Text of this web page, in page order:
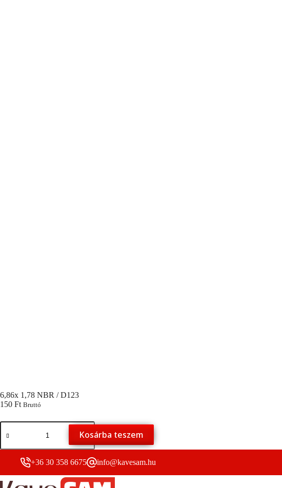
6,86x 1,78 NBR / D123
150 Ft Bruttó
6,86x
1,78
/
mennyiség
Kosárba teszem
+36 30 358 6675 info@kavesam.hu